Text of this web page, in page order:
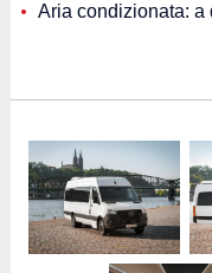
Aria condizionata: a